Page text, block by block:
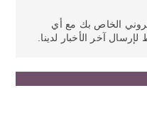
الخاص بك مع أي
آخر الأخبار لدينا.